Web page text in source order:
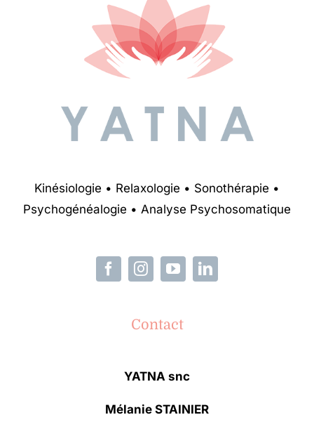
Kinésiologie • Relaxologie • Sonothérapie •
Psychogénéalogie • Analyse Psychosomatique
Contact
YATNA snc
Mélanie STAINIER